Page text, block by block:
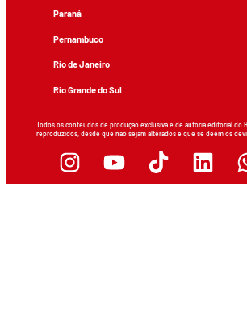
Paraná
Pernambuco
Rio de Janeiro
Rio Grande do Sul
Todos os conteúdos de produção exclusiva e de autoria editorial do
reproduzidos, desde que não sejam alterados e que se deem os